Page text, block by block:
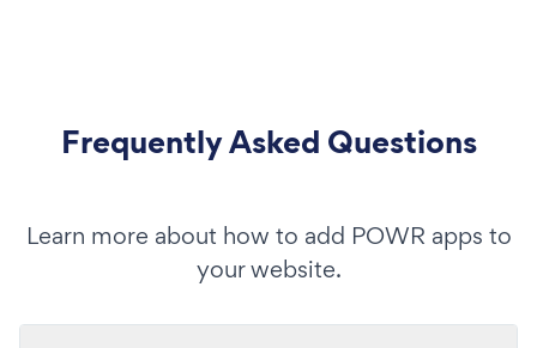
Frequently Asked Questions
Learn more about how to add POWR apps to
your website.